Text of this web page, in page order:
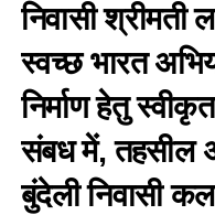
निवासी श्रीमती
स्वच्छ भारत
निर्माण हेतु
संबध में, तहसील
बुंदेली निवासी